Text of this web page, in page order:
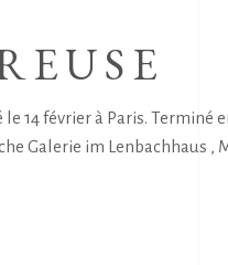
le 14 février à Paris.
Galerie im Lenbachhaus ,